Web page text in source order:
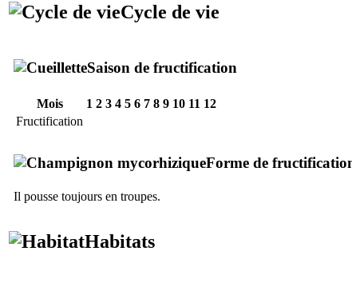
Cycle de vie
Saison de fructification
Mois 1 2 3 4 5 6 7 8 9 10 11 12
Fructification
Forme de
Il pousse toujours en troupes.
Habitats